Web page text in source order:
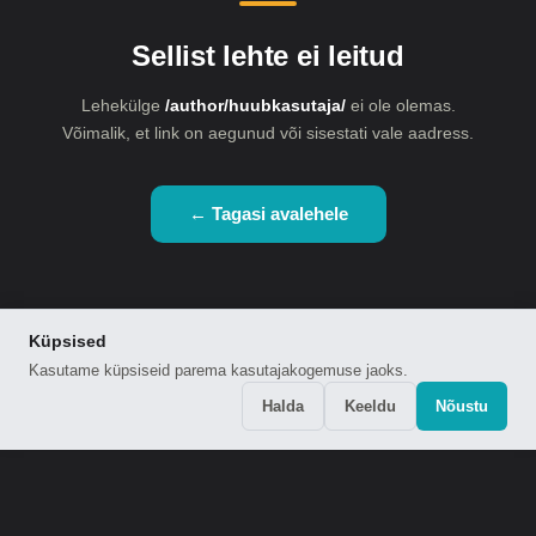
Sellist lehte ei leitud
Lehekülge /author/huubkasutaja/ei ole olemas.
Võimalik, et link on aegunud või sisestati vale aadress.
← Tagasi avalehele
Küpsised
Kasutame küpsiseid parema kasutajakogemuse jaoks.
Halda
Keeldu Nõustu